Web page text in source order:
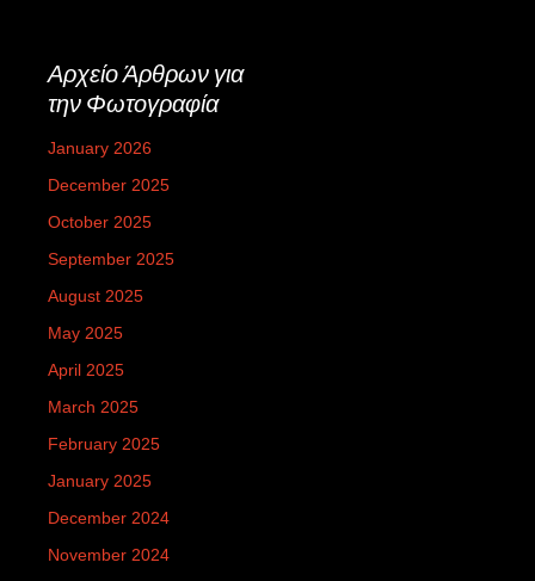
Αρχείο Άρθρων για
την Φωτογραφία
January 2026
December 2025
October 2025
September 2025
August 2025
May 2025
April 2025
March 2025
February 2025
January 2025
December 2024
November 2024